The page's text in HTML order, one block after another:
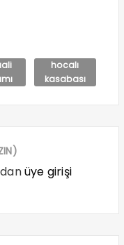
hocalı
kasabası
üye girişi